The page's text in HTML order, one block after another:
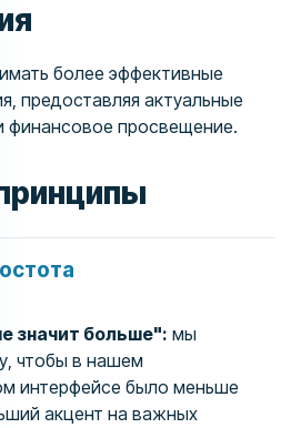
более эффективные
предоставляя актуальные
финансовое просвещение.
значит больше": мы
чтобы в нашем
интерфейсе было меньше
акцент на важных